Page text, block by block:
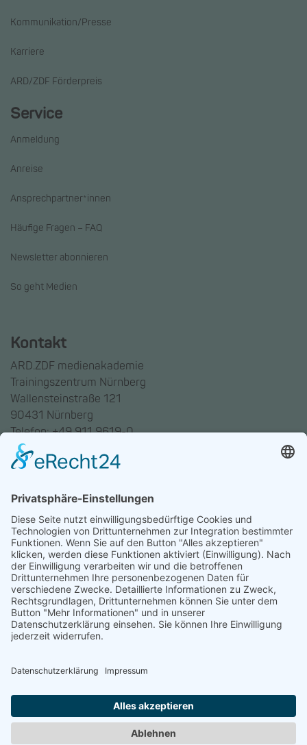
Kommunikation/Presse
Karriere
ARD/ZDF Förderpreis
Service
Anmeldung
Anreise
Ansprechpartner*innen
Häufige Fragen – FAQ
Newsletter abonnieren
So geht Medien
Kontakt
ARD.ZDF medienakademie
Trainingszentrum Nürnberg
Wallensteinstraße 121
90431 Nürnberg
Telefon: +49 911 9619-0
Trainingszentrum Hannover
30169 Hannover
Telefon: +49 511 123598-531
AGB
Datenschutz